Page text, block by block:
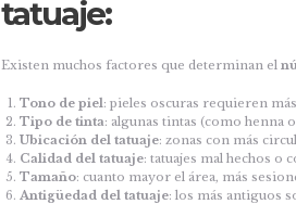
tatuaje:
Existen muchos factores que determinan el
Tono de piel: pieles oscuras requieren
Tipo de tinta: algunas tintas (como henna
Ubicación del tatuaje: zonas con más
Calidad del tatuaje: tatuajes mal hechos o
Tamaño: cuanto mayor el área, más
Antigüedad del tatuaje: los más antiguos